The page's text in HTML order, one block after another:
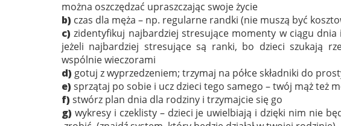
można oszczędzać upraszczając swoje życie
b) czas dla męża – np. regularne randki (nie muszą być
c)zidentyfikuj najbardziej stresujące momenty w ciągu dnia
jeżeli najbardziej stresujące są ranki, bo dzieci szukają
wspólnie wieczorami
d) gotuj z wyprzedzeniem; trzymaj na półce składniki do
e) sprzątaj po sobie i ucz dzieci tego samego – twój mąż też
f) stwórz plan dnia dla rodziny i trzymajcie się go
g) wykresy i czeklisty – dzieci je uwielbiają i dzięki nim nie